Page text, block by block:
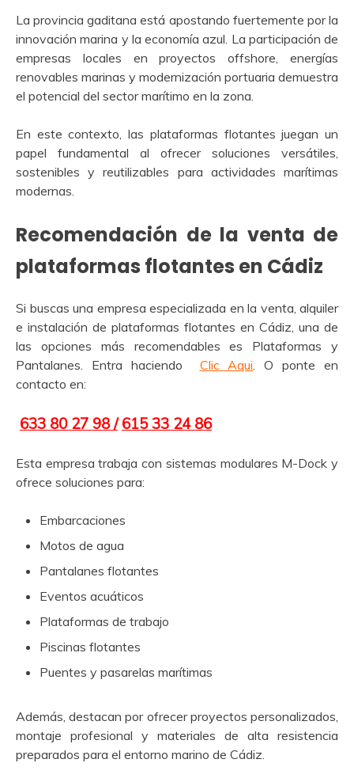
La provincia gaditana está apostando fuertemente por la
innovación marina y la economía azul. La participación de
empresas locales en proyectos offshore, energías
renovables marinas y modernización portuaria demuestra
el potencial del sector marítimo en la zona.
En este contexto, las plataformas flotantes juegan un
papel fundamental al ofrecer soluciones versátiles,
sostenibles y reutilizables para actividades marítimas
modernas.
Recomendación de la venta de
plataformas flotantes en Cádiz
Si buscas una empresa especializada en la venta, alquiler
e instalación de plataformas flotantes en Cádiz, una de
las opciones más recomendables es Plataformas y
Pantalanes . Entra haciendo Clic Aqui . O ponte en
contacto en:
633 80 27 98 / 615 33 24 86
Esta empresa trabaja con sistemas modulares M-Dock y
ofrece soluciones para:
Embarcaciones
Motos de agua
Pantalanes flotantes
Eventos acuáticos
Plataformas de trabajo
Piscinas flotantes
Puentes y pasarelas marítimas
Además, destacan por ofrecer proyectos personalizados,
montaje profesional y materiales de alta resistencia
preparados para el entorno marino de Cádiz.